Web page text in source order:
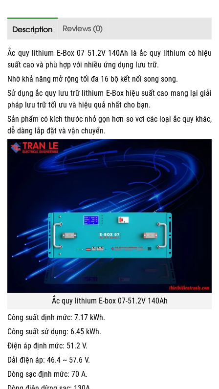
Description Reviews (0)
Ắc quy lithium E-Box 07 51.2V 140Ah là ắc quy lithium có hiệu
suất cao và phù hợp với nhiều ứng dụng lưu trữ.
Nhờ khả năng mở rộng tối đa 16 bộ kết nối song song.
Sử dụng ắc quy lưu trữ lithium E-Box hiệu suất cao mang lại giải
pháp lưu trữ tối ưu và hiệu quả nhất cho bạn.
Sản phẩm có kích thước nhỏ gọn hơn so vơi các loại ắc quy khác,
dễ dàng lắp đặt và vận chuyển.
Ắc quy lithium E-box 07-51.2V 140Ah
Công suất định mức: 7.17 kWh.
Công suất sử dụng: 6.45 kWh.
Điện áp định mức: 51.2 V.
Dải điện áp: 46.4 ~ 57.6 V.
Dòng sạc định mức: 70 A.